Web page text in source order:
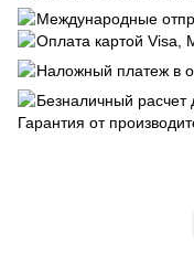
Международные
Оплата картой Visa,
Наложный платеж в
Безналичный
Гарантия от